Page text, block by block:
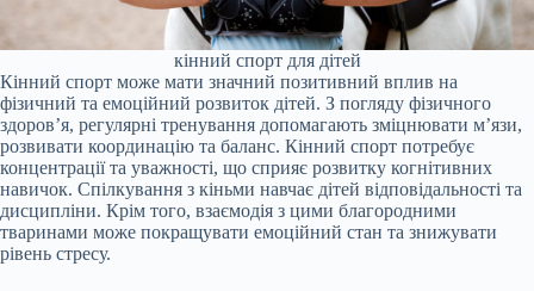
кінний спорт для дітей
Кінний спорт може мати значний позитивний вплив на
фізичний та емоційний розвиток дітей. З погляду фізичного
здоров’я, регулярні тренування допомагають зміцнювати м’язи,
розвивати координацію та баланс. Кінний спорт потребує
концентрації та уважності, що сприяє розвитку когнітивних
навичок. Спілкування з кіньми навчає дітей відповідальності та
дисципліни. Крім того, взаємодія з цими благородними
тваринами може покращувати емоційний стан та знижувати
рівень стресу.